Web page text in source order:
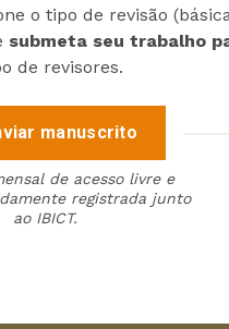
o tipo de revisão
submeta seu trabalho
de revisores.
manuscrito
de acesso livre e
registrada junto
ao IBICT.